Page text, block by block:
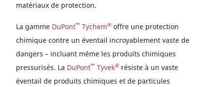
matériaux de protection.
La gamme DuPont™ Tychem® offre une protection
chimique contre un éventail incroyablement vaste de
dangers – incluant même les produits chimiques
pressurisés. La DuPont™ Tyvek® résiste à un vaste
éventail de produits chimiques et de particules